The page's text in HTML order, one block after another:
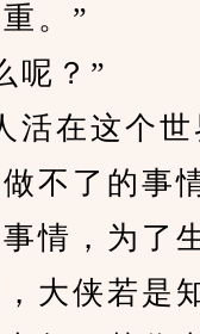
。”
？”
在这个世
不了的事
情，为了
大侠若是